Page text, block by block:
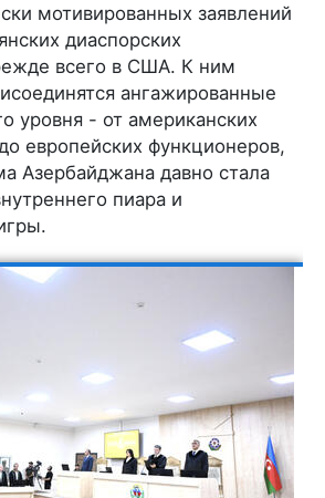
мотивированных заявлений
диаспорских
всего в США. К ним
ангажированные
уровня - от американских
европейских функционеров,
Азербайджана давно стала
пиара и